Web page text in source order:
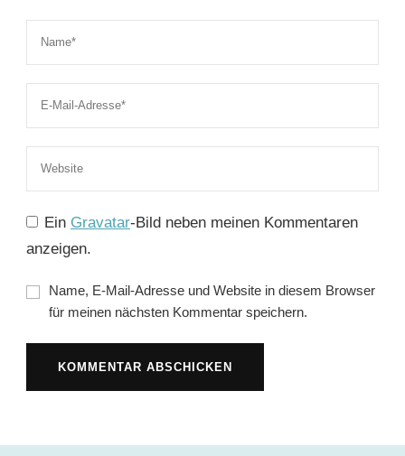
Ein Gravatar-Bild neben meinen Kommentaren
anzeigen.
Name, E-Mail-Adresse und Website in diesem Browser
für meinen nächsten Kommentar speichern.